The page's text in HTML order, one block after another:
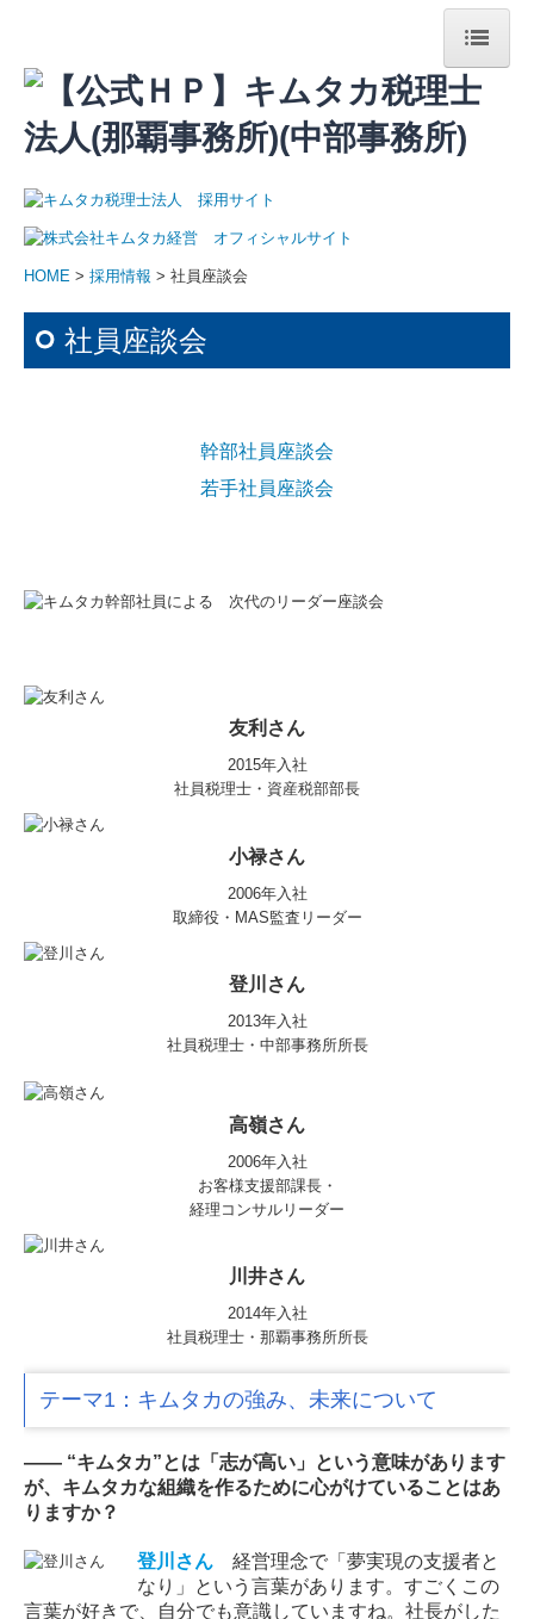
HOME
キムタカグループについて
法人案内
経営理念
スタッフ紹介
最新のセミナー情報
法人のお客様
病院・診療所のお客様
税理士変更を検討中の方
社員座談会
HOME > 採用情報 > 社員座談会
社員座談会
幹部社員座談会
若手社員座談会
友利さん
2015年入社
社員税理士・ 資産税部部長
小禄さん
2006年入社
取締役・MAS監査リーダー
登川さん
2013年入社
社員税理士・中部事務所所長
高嶺さん
2006年入社
お客様支援部課長・
経理コンサルリーダー
川井さん
2014年入社
社員税理士・那覇事務所所長
テーマ1：キムタカの強み、未来について
―― “キムタカ”とは「志が高い」という意味があります
が、キムタカな組織を作るために心がけていることはあ
りますか？
登川 さん経営理念で「夢実現の支援者と
なり」という言葉があります。すごくこの
言葉が好きで、自分でも意識していますね。社長がした